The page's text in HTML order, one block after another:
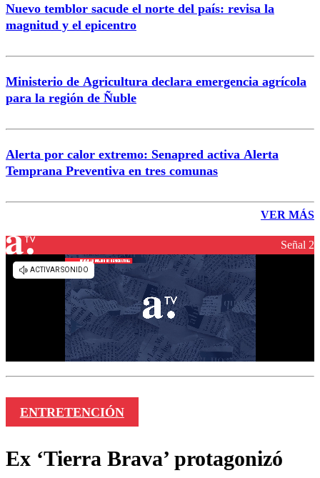
Nuevo temblor sacude el norte del país: revisa la
magnitud y el epicentro
Ministerio de Agricultura declara emergencia agrícola
para la región de Ñuble
Alerta por calor extremo: Senapred activa Alerta
Temprana Preventiva en tres comunas
VER MÁS
Señal 2
ENTRETENCIÓN
Ex ‘Tierra Brava’ protagonizó